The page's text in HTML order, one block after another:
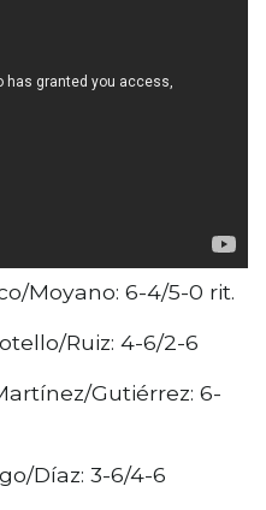
Moyano: 6-4/5-0 rit.
Ruiz: 4-6/2-6
Gutiérrez: 6-
Díaz: 3-6/4-6